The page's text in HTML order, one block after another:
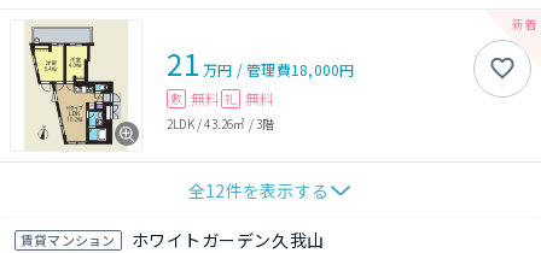
21 万円 /管理費18,000円
敷 無料 礼 無料
2LDK/43.26㎡ /3階
全12件を表示する
賃貸マンション ホワイトガーデン久我山